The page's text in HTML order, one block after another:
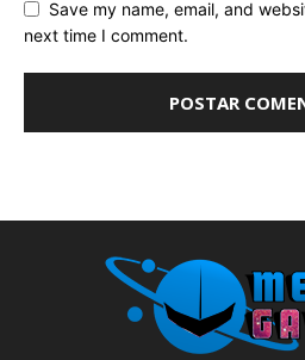
Save my name, email, and
next time I comment.